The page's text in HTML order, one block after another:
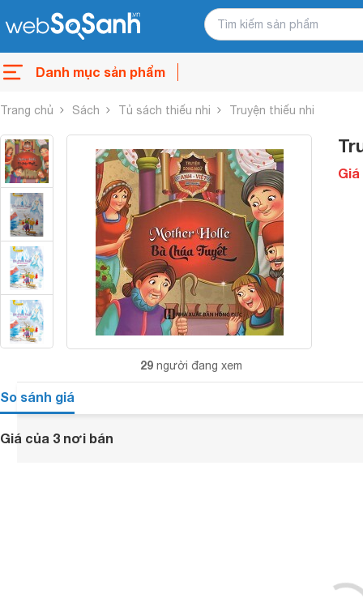
Danh mục sản phẩm
Trang chủ Sách Tủ sách thiếu nhi Truyện thiếu nhi
29 người đang xem
So sánh giá
Giá của 3 nơi bán